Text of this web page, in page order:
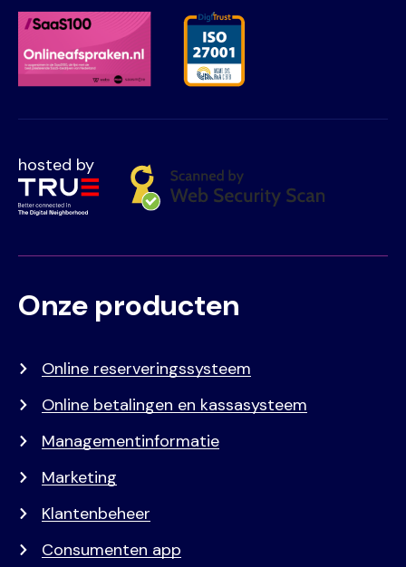
hosted by
Voet
Primair
Onze producten
Online reserveringssysteem
Online betalingen en kassasysteem
Managementinformatie
Marketing
Klantenbeheer
Consumenten app